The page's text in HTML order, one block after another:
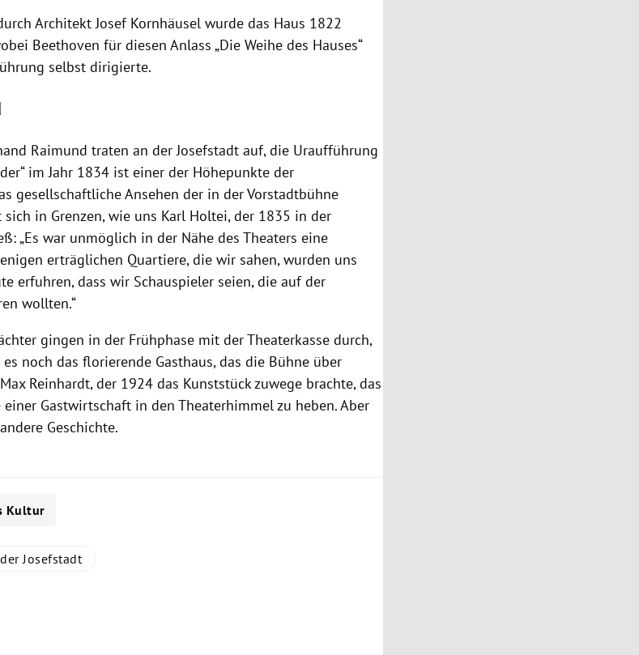
ArchitektJosef Kornhäusel wurde das Haus 1822
Beethoven für diesen Anlass „Die Weihe des Hauses“
selbst dirigierte.
Raimund traten an derJosefstadt auf, die Uraufführung
im Jahr 1834 ist einer der Höhepunkte der
gesellschaftliche Ansehen der in der Vorstadtbühne
in Grenzen, wie uns Karl Holtei, der 1835 in der
„Es war unmöglich in der Nähe des Theaters eine
erträglichen Quartiere, die wir sahen, wurden uns
erfuhren, dass wir Schauspieler seien, die auf der
wollten.“
gingen in der Frühphase mit der Theaterkasse durch,
noch das florierende Gasthaus, das die Bühne über
Max Reinhardt, der 1924 das Kunststück zuwege brachte, das
Gastwirtschaft in den Theaterhimmel zu heben. Aber
Geschichte.
Kultur
Josefstadt